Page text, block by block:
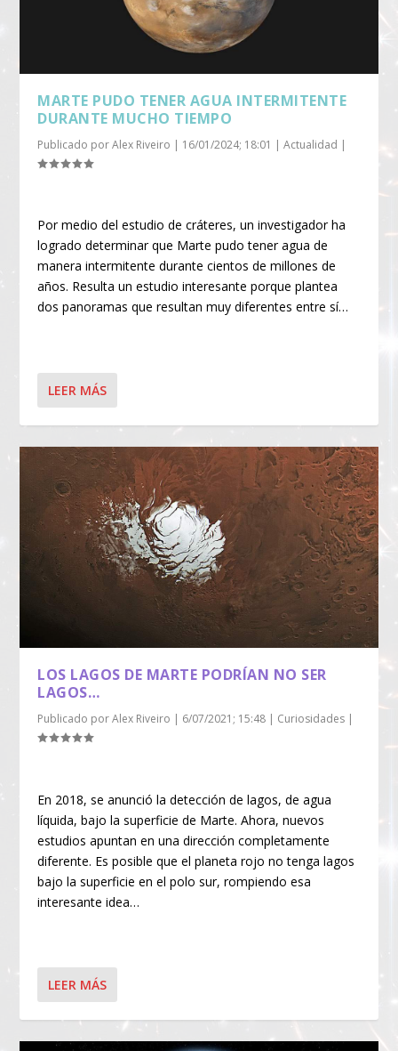
MARTE PUDO TENER AGUA INTERMITENTE
DURANTE MUCHO TIEMPO
Publicado porAlex Riveiro | 16/01/2024; 18:01 |Actualidad |
Por medio del estudio de cráteres, un investigador ha
logrado determinar que Marte pudo tener agua de
manera intermitente durante cientos de millones de
años. Resulta un estudio interesante porque plantea
dos panoramas que resultan muy diferentes entre sí…
LEER MÁS
LOS LAGOS DE MARTE PODRÍAN NO SER
LAGOS…
Publicado porAlex Riveiro | 6/07/2021; 15:48 | Curiosidades |
En 2018, se anunció la detección de lagos, de agua
líquida, bajo la superficie de Marte. Ahora, nuevos
estudios apuntan en una dirección completamente
diferente. Es posible que el planeta rojo no tenga lagos
bajo la superficie en el polo sur, rompiendo esa
interesante idea…
LEER MÁS